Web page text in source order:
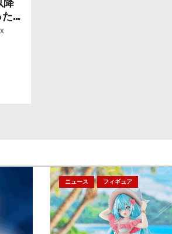
降
ら
」
ニュース フィギュア